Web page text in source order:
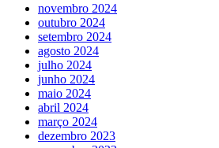
novembro 2024
outubro 2024
setembro 2024
agosto 2024
julho 2024
junho 2024
maio 2024
abril 2024
março 2024
dezembro 2023